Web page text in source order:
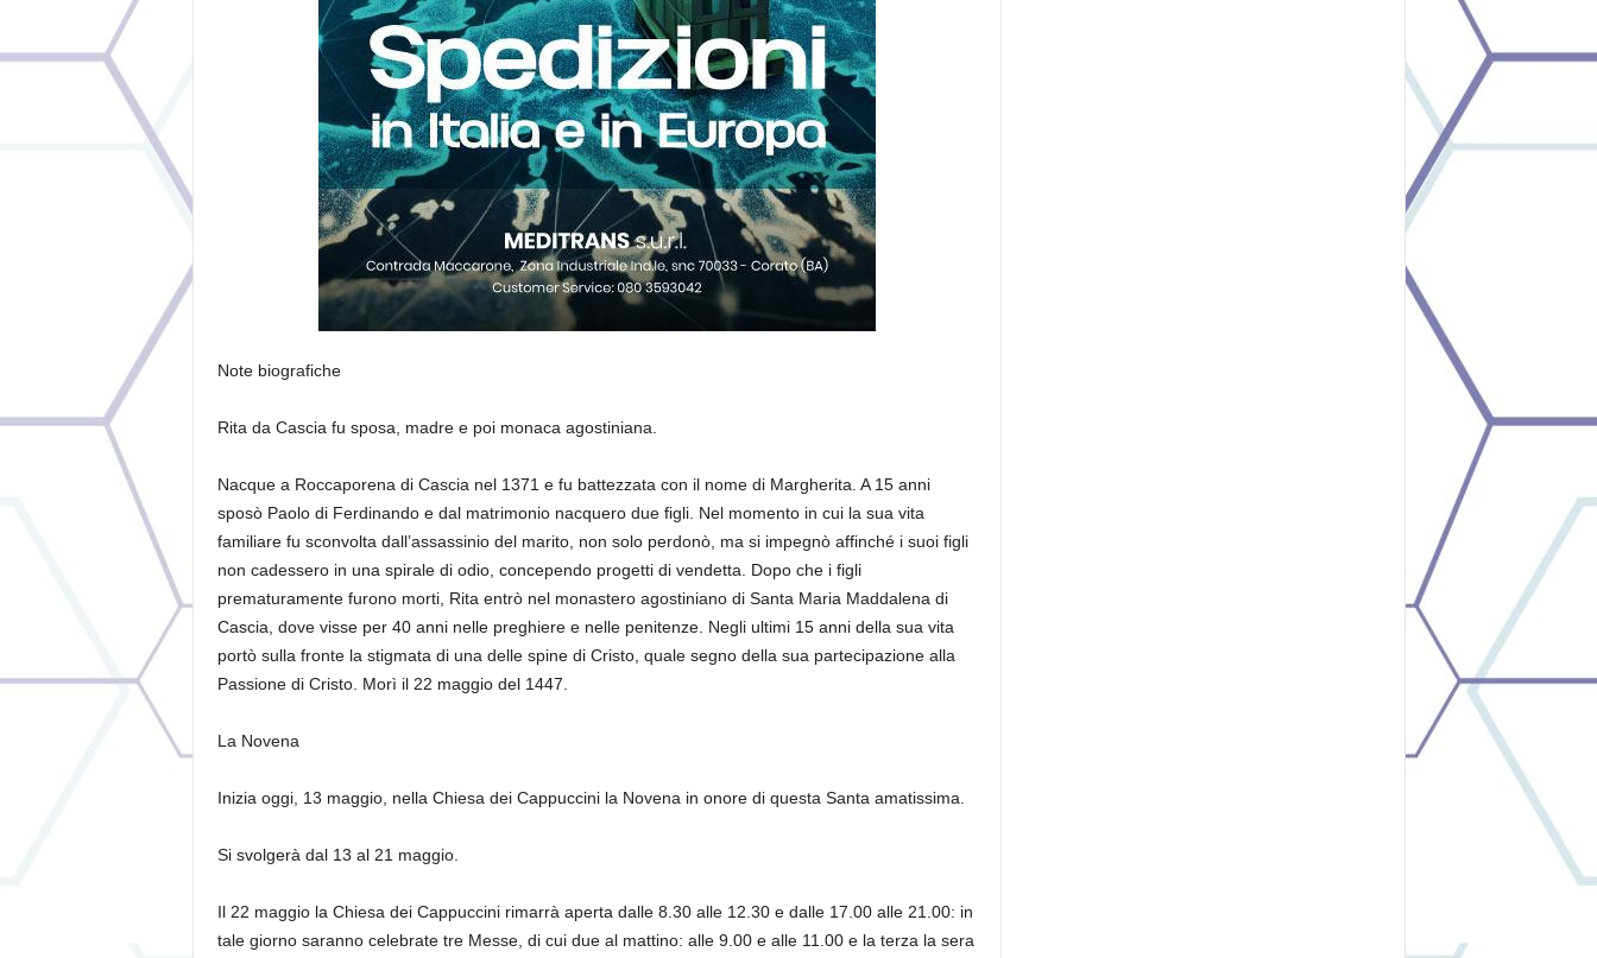
Note biografiche
Rita da Cascia fu sposa, madre e poi monaca agostiniana.
Nacque a Roccaporena di Cascia nel 1371 e fu battezzata con il nome di Margherita. A 15 anni
sposò Paolo di Ferdinando e dal matrimonio nacquero due figli. Nel momento in cui la sua vita
familiare fu sconvolta dall’assassinio del marito, non solo perdonò, ma si impegnò affinché i suoi figli
non cadessero in una spirale di odio, concependo progetti di vendetta. Dopo che i figli
prematuramente furono morti, Rita entrò nel monastero agostiniano di Santa Maria Maddalena di
Cascia, dove visse per 40 anni nelle preghiere e nelle penitenze. Negli ultimi 15 anni della sua vita
portò sulla fronte la stigmata di una delle spine di Cristo, quale segno della sua partecipazione alla
Passione di Cristo. Morì il 22 maggio del 1447.
La Novena
Inizia oggi, 13 maggio, nella Chiesa dei Cappuccini la Novena in onore di questa Santa amatissima.
Si svolgerà dal 13 al 21 maggio.
Il 22 maggiola Chiesa dei Cappuccini rimarrà aperta dalle 8.30 alle 12.30 e dalle 17.00 alle 21.00: in
tale giorno saranno celebrate tre Messe, di cui due al mattino: alle 9.00 e alle 11.00 e la terza la sera